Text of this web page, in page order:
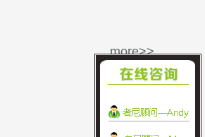
more>>